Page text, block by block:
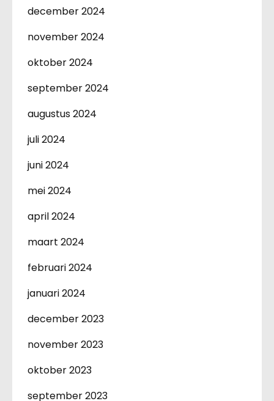
december 2024
november 2024
oktober 2024
september 2024
augustus 2024
juli 2024
juni 2024
mei 2024
april 2024
maart 2024
februari 2024
januari 2024
december 2023
november 2023
oktober 2023
september 2023